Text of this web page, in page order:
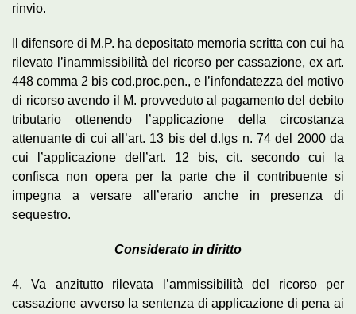
rinvio.
Il difensore di M.P. ha depositato memoria scritta con cui ha
rilevato l’inammissibilità del ricorso per cassazione, ex art.
448 comma 2 bis cod.proc.pen., e l’infondatezza del motivo
di ricorso avendo il M. provveduto al pagamento del debito
tributario ottenendo l’applicazione della circostanza
attenuante di cui all’art. 13 bis del d.lgs n. 74 del 2000 da
cui l’applicazione dell’art. 12 bis, cit. secondo cui la
confisca non opera per la parte che il contribuente si
impegna a versare all’erario anche in presenza di
sequestro.
Considerato in diritto
4. Va anzitutto rilevata l’ammissibilità del ricorso per
cassazione avverso la sentenza di applicazione di pena ai